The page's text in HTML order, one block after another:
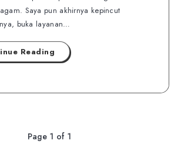
Saya pun akhirnya kepincut
buka layanan…
Reading
Page 1 of 1